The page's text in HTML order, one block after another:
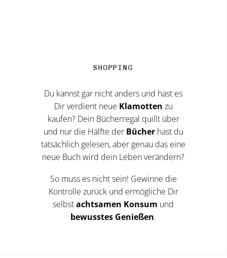
SHOPPING
Du kannst gar nicht anders und hast es
Dir verdient neue Klamotten zu
kaufen? Dein Bücherregal quillt über
und nur die Hälfte der Bücherhast du
tatsächlich gelesen, aber genau das eine
neue Buch wird dein Leben verändern?
So muss es nicht sein! Gewinne die
Kontrolle zurück und ermögliche Dir
selbstachtsamen Konsum und
bewusstes Genießen.